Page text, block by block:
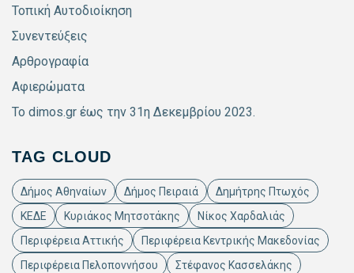
Τοπική Αυτοδιοίκηση
Συνεντεύξεις
Αρθρογραφία
Αφιερώματα
Το dimos.gr έως την 31η Δεκεμβρίου 2023.
TAG CLOUD
Δήμος Αθηναίων Δήμος Πειραιά
Δημήτρης Πτωχός
ΚΕΔΕ
Κυριάκος Μητσοτάκης
Νίκος Χαρδαλιάς
Περιφέρεια Αττικής
Περιφέρεια Κεντρικής Μακεδονίας
Περιφέρεια Πελοποννήσου
Στέφανος Κασσελάκης